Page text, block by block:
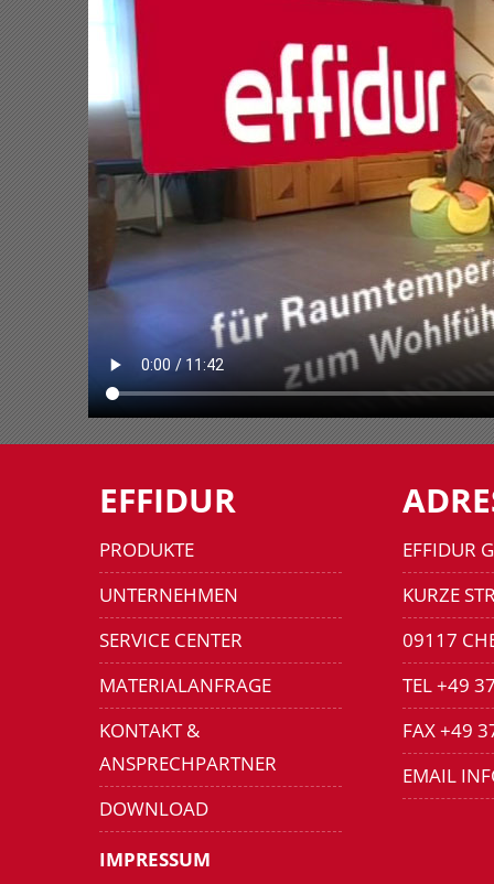
EFFIDUR
PRODUKTE
UNTERNEHMEN
SERVICE CENTER
MATERIALANFRAGE
KONTAKT &
ANSPRECHPARTNER
DOWNLOAD
IMPRESSUM
EFFIDUR
KURZE
09117
TEL +49
FAX +49
EMAIL